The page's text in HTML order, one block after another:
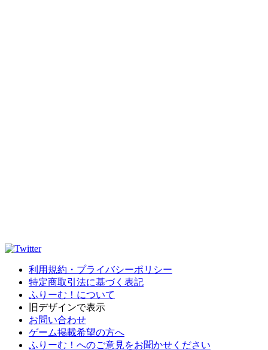
利用規約・プライバシーポリシー
特定商取引法に基づく表記
ふりーむ！について
旧デザインで表示
お問い合わせ
ゲーム掲載希望の方へ
ふりーむ！へのご意見をお聞かせください